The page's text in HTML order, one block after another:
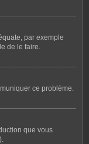
par exemple
de le faire.
ce problème.
que vous